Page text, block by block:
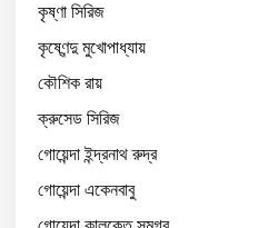
কৃষ্ণা সিরিজ
কৃষ্ণেন্দু মুখোপাধ্যায়
কৌশিক রায়
ক্রুসেড সিরিজ
গোয়েন্দা ইন্দ্রনাথ রুদ্র
গোয়েন্দা একেনবাবু